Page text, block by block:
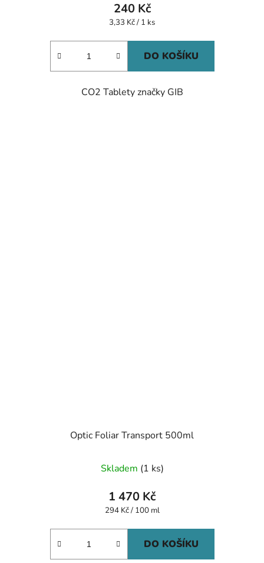
240 Kč
Měrná
3,33 Kč / 1 ks
DO KOŠÍKU
CO2 Tablety značky GIB
Optic Foliar Transport 500ml
Skladem (1 ks)
1 470 Kč
Měrná
294 Kč / 100 ml
DO KOŠÍKU